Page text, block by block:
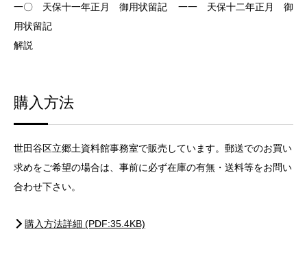
一〇 天保十一年正月 御用状留記 一一 天保十二年正月 御
用状留記
解説
購入方法
世田谷区立郷土資料館事務室で販売しています。郵送でのお買い
求めをご希望の場合は、事前に必ず在庫の有無・送料等をお問い
合わせ下さい。
購入方法詳細 (PDF:35.4KB)